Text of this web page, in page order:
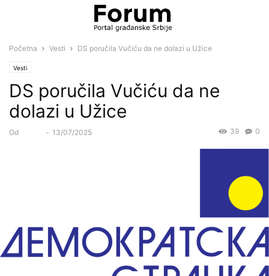
Početna Vesti DS poručila Vučiću da ne dolazi u Užice
Vesti
DS poručila Vučiću da ne
dolazi u Užice
Od - 13/07/2025 0
39